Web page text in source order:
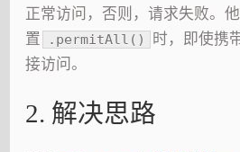
正常访问，否则，请求失败。
置
.permitAll() 时，即使携
接访问。
2. 解决思路